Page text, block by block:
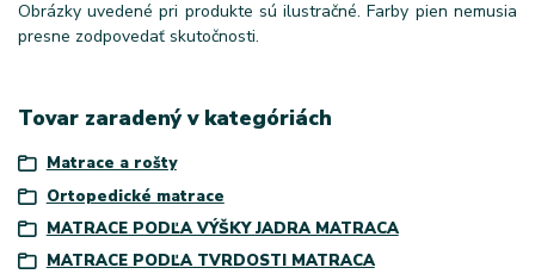
Obrázky uvedené pri produkte sú ilustračné. Farby pien nemusia
presne zodpovedať skutočnosti.
Tovar zaradený v kategóriách
Matrace a rošty
Ortopedické matrace
MATRACE PODĽA VÝŠKY JADRA MATRACA
MATRACE PODĽA TVRDOSTI MATRACA